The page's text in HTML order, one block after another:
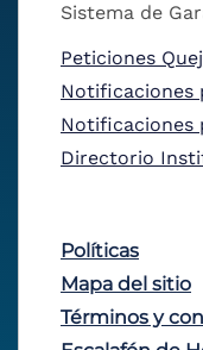
Sistema de
Peticiones
Notificaciones
Notificaciones
Directorio
Políticas
Mapa del sitio
Términos y